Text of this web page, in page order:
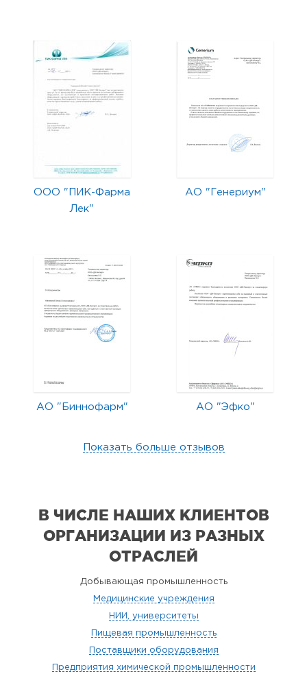
ООО "ПИК-Фарма
Лек"
АО "Генериум"
АО "Биннофарм" АО "Эфко"
Показать больше отзывов
В ЧИСЛЕ НАШИХ КЛИЕНТОВ
ОРГАНИЗАЦИИ ИЗ РАЗНЫХ
ОТРАСЛЕЙ
Добывающая промышленность
Медицинские учреждения
НИИ, университеты
Пищевая промышленность
Поставщики оборудования
Предприятия химической промышленности